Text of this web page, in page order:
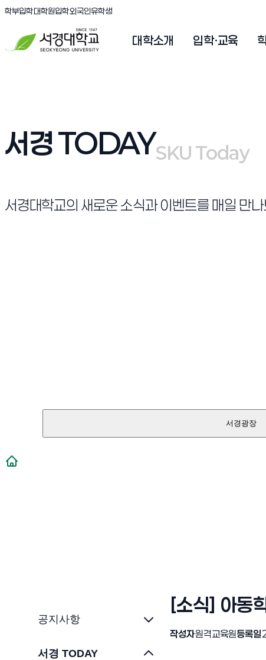
서경대학교
학부입학(새창 열림)
대학원입학(새창 열림)
외국인유학생(새창 열림)
대학소개 입학·교육
서경 TODAYSKU Today
SKU Today
서경대학교의 새로운 소식과 이벤트를 매일 만
서경광장
공지사항
서경 TODAY
[소식] 아동
작성자원격교육원등록일